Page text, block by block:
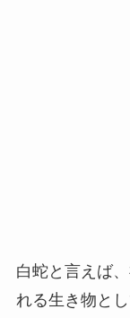
白蛇と言えば
れる生き物と